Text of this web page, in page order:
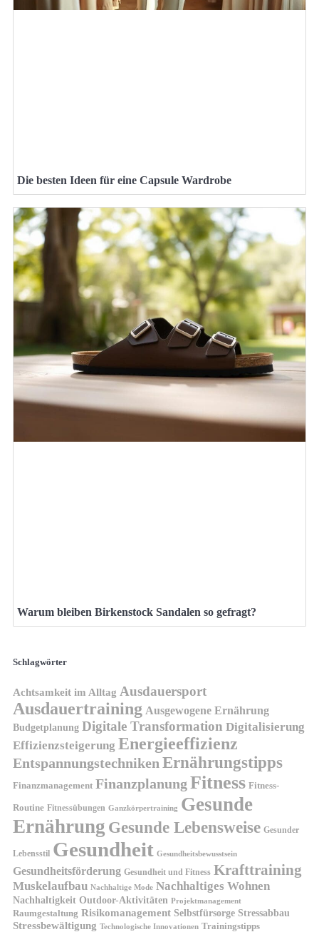
Die besten Ideen für eine Capsule Wardrobe
Warum bleiben Birkenstock Sandalen so gefragt?
Schlagwörter
Achtsamkeit im Alltag Ausdauersport
Ausdauertraining Ausgewogene Ernährung
Budgetplanung Digitale Transformation Digitalisierung
Effizienzsteigerung Energieeffizienz
Entspannungstechniken Ernährungstipps
Finanzmanagement Finanzplanung Fitness Fitness-
Routine Fitnessübungen Ganzkörpertraining Gesunde
Ernährung Gesunde Lebensweise Gesunder
Lebensstil Gesundheit Gesundheitsbewusstsein
Gesundheitsförderung Gesundheit und Fitness Krafttraining
Muskelaufbau Nachhaltige Mode Nachhaltiges Wohnen
Nachhaltigkeit Outdoor-Aktivitäten Projektmanagement
Raumgestaltung Risikomanagement Selbstfürsorge Stressabbau
Stressbewältigung Technologische Innovationen Trainingstipps